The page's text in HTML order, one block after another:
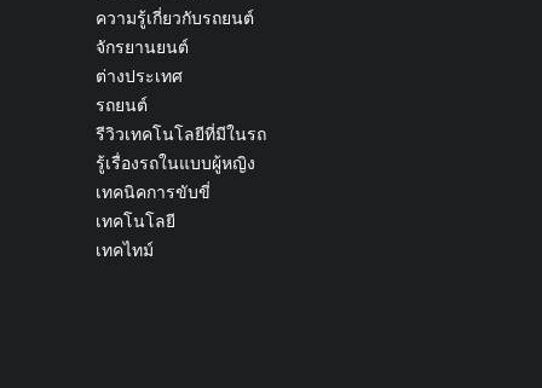
ความรู้เกี่ยวกับรถยนต์
จักรยานยนต์
ต่างประเทศ
รถยนต์
รีวิวเทคโนโลยีที่มีในรถ
รู้เรื่องรถในแบบผู้หญิง
เทคนิคการขับขี่
เทคโนโลยี
เทคไทม์